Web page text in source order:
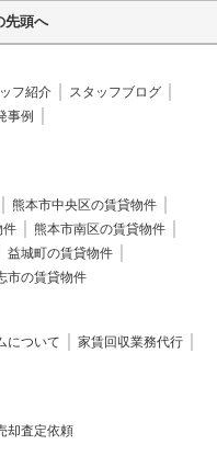
先頭へ
フ紹介
スタッフブログ
事例
熊本市中央区の賃貸物件
件
熊本市南区の賃貸物件
益城町の賃貸物件
市の賃貸物件
について
家賃回収業務代行
却査定依頼